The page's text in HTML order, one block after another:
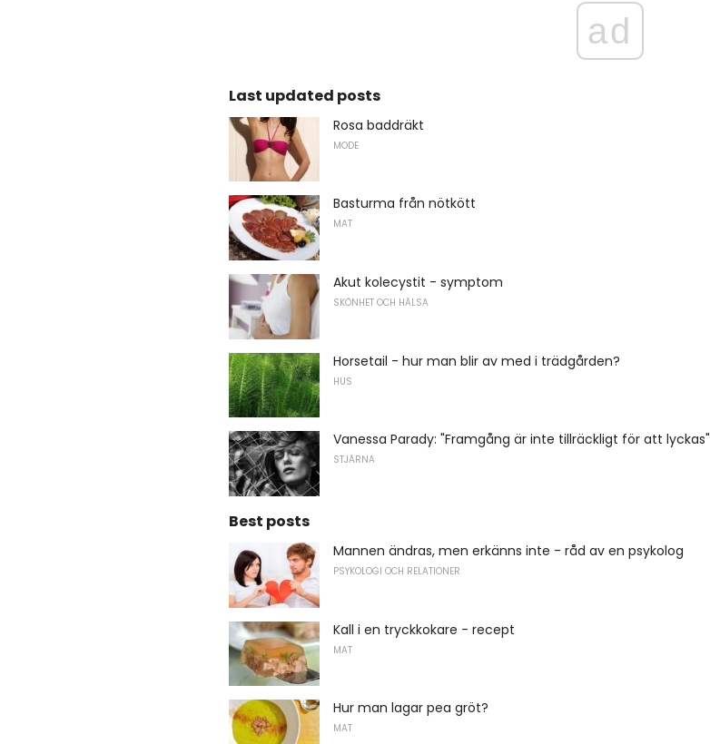
ad
Last updated posts
Rosa baddräkt
MODE
Basturma från nötkött
MAT
Akut kolecystit - symptom
SKÖNHET OCH HÄLSA
Horsetail - hur man blir av med i trädgården?
HUS
Vanessa Parady: "Framgång är inte tillräckligt för att lyckas"
STJÄRNA
Best posts
Mannen ändras, men erkänns inte - råd av en psykolog
PSYKOLOGI OCH RELATIONER
Kall i en tryckkokare - recept
MAT
Hur man lagar pea gröt?
MAT